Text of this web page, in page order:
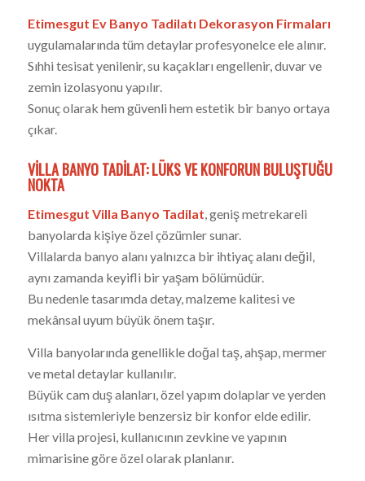
Etimesgut Ev Banyo Tadilatı Dekorasyon Firmaları
uygulamalarında tüm detaylar profesyonelce ele alınır.
Sıhhi tesisat yenilenir, su kaçakları engellenir, duvar ve
zemin izolasyonu yapılır.
Sonuç olarak hem güvenli hem estetik bir banyo ortaya
çıkar.
VILLA BANYO TADILAT: LÜKS VE KONFORUN BULUŞTUĞU
NOKTA
Etimesgut Villa Banyo Tadilat, geniş metrekareli
banyolarda kişiye özel çözümler sunar.
Villalarda banyo alanı yalnızca bir ihtiyaç alanı değil,
aynı zamanda keyifli bir yaşam bölümüdür.
Bu nedenle tasarımda detay, malzeme kalitesi ve
mekânsal uyum büyük önem taşır.
Villa banyolarında genellikle doğal taş, ahşap, mermer
ve metal detaylar kullanılır.
Büyük cam duş alanları, özel yapım dolaplar ve yerden
ısıtma sistemleriyle benzersiz bir konfor elde edilir.
Her villa projesi, kullanıcının zevkine ve yapının
mimarisine göre özel olarak planlanır.